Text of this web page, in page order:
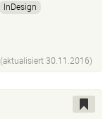
InDesign
Printgrafik
30.11.2016)